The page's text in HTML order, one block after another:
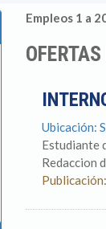
Empleos 1 a
Ubicación:
Estudiante
Redaccion